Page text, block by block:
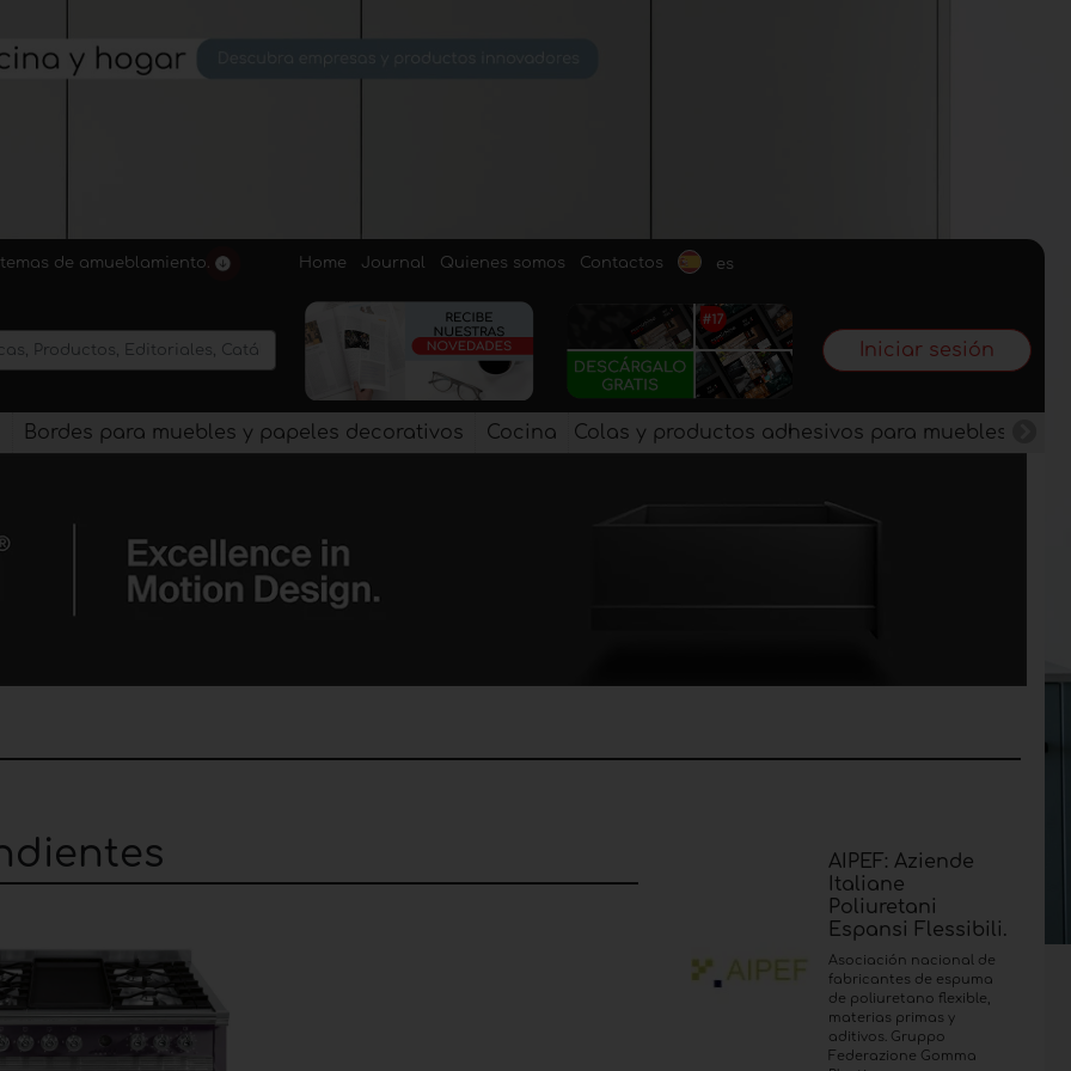
de amueblamiento. Home Journal Quienes somos Contactos es
Iniciar sesión
Bordes para muebles y papeles decorativos Cocina Colas y productos adhesivos para muebles
AIPEF: Aziende
Italiane
Poliuretani
Espansi Flessibili.
Asociación nacional de
fabricantes de espuma
de poliuretano flexible,
materias primas y
aditivos. Gruppo
Federazione Gomma